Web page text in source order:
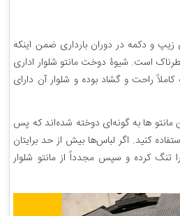
و دکمه در دوران بارداری ضمن اینکه
است. شیوۀ دوخت مانتو شلوار اداری
کاملاً راحت و گشاد بوده و شلوار آن دارای
مانتو ها به گونه‌ای دوخته شده‌اند که پس
کنید. اگر لباس‌ها بیش از حد برایتان
تنگ کرده و سپس مجدداً از مانتو شلوار